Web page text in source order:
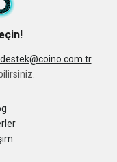
destek@coino.com.tr